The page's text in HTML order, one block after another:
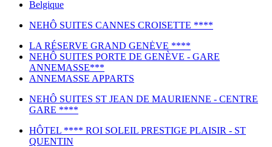
Belgique
NEHÔ SUITES CANNES CROISETTE ****
LA RÉSERVE GRAND GENĖVE ****
NEHÔ SUITES PORTE DE GENÈVE - GARE
ANNEMASSE***
ANNEMASSE APPARTS
NEHÔ SUITES ST JEAN DE MAURIENNE - CENTRE
GARE ****
HÔTEL **** ROI SOLEIL PRESTIGE PLAISIR - ST
QUENTIN